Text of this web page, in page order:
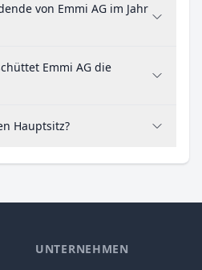
von Emmi AG im Jahr
Emmi AG die
Hauptsitz?
UNTERNEHMEN